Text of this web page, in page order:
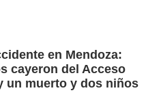
en Mendoza:
cayeron del Acceso
un muerto y dos niños